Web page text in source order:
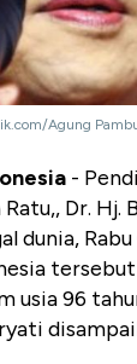
Agung
-
Dr. Hj.
dunia,
usia 96